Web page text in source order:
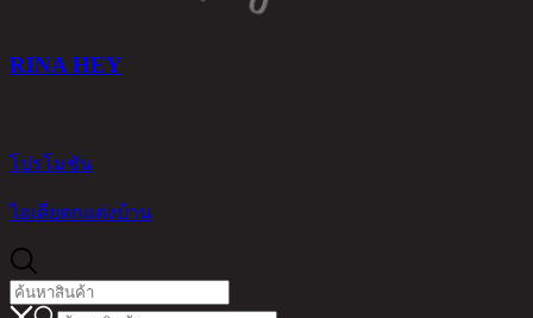
RINA HEY
โปรโมชัน
ไอเดียตกแต่งบ้าน